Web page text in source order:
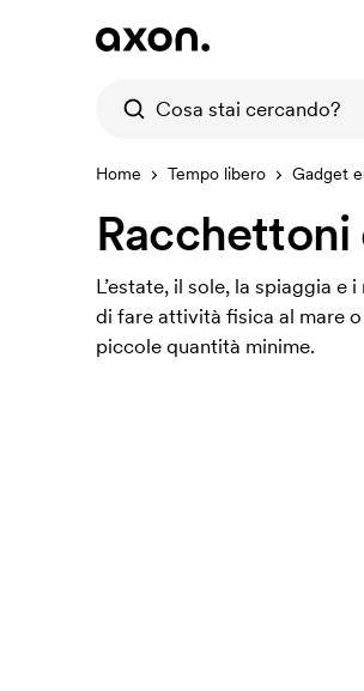
Home Tempo libero Gadget
Racchettoni
L’estate, il sole, la spiaggia
di fare attività fisica al mare
piccole quantità minime.